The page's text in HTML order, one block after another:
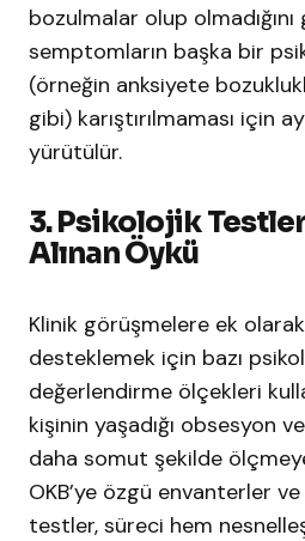
bozulmalar olup olmadığını
semptomların başka bir
(örneğin anksiyete
gibi) karıştırılmaması için
yürütülür.
3. Psikolojik
Alınan Öykü
Klinik görüşmelere ek
desteklemek için bazı
değerlendirme ölçekleri
kişinin yaşadığı obsesyon
daha somut şekilde
OKB’ye özgü envanterler ve
testler, süreci hem